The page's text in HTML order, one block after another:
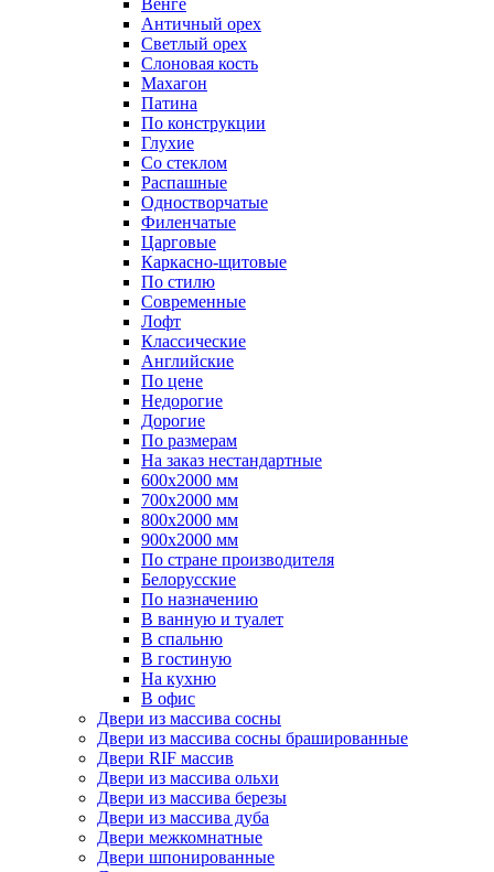
Венге
Античный орех
Светлый орех
Слоновая кость
Махагон
Патина
По конструкции
Глухие
Со стеклом
Распашные
Одностворчатые
Филенчатые
Царговые
Каркасно-щитовые
По стилю
Современные
Лофт
Классические
Английские
По цене
Недорогие
Дорогие
По размерам
На заказ нестандартные
600х2000 мм
700х2000 мм
800х2000 мм
900х2000 мм
По стране производителя
Белорусские
По назначению
В ванную и туалет
В спальню
В гостиную
На кухню
В офис
Двери из массива сосны
Двери из массива сосны брашированные
Двери RIF массив
Двери из массива ольхи
Двери из массива березы
Двери из массива дуба
Двери межкомнатные
Двери шпонированные